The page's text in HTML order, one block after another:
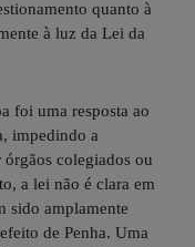
quanto à
à luz da Lei da
foi uma resposta ao
impedindo a
colegiados ou
a lei não é clara em
sido amplamente
de Penha. Uma